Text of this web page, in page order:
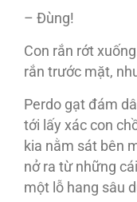
– Đùng!
Con rắn rớt
rắn trước mặt,
Perdo gạt đám
tới lấy xác con
kia nằm sát bên
nở ra từ những
một lỗ hang sâu